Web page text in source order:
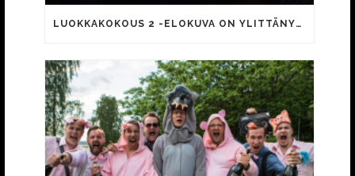
LUOKKAKOKOUS 2 -ELOKUVA ON YLITTÄNYT 300 000 KATSOJAN RAJAN